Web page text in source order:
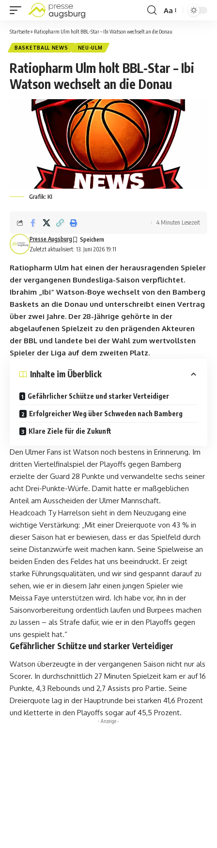
Aa
Startseite» Ratiopharm Ulm holt BBL-Star – Ibi Watson wechselt an die Donau
BASKETBALL NEWS NEU-ULM
Ratiopharm Ulm holt BBL-Star – Ibi
Watson wechselt an die Donau
Grafik: KI
Zuletzt aktualisiert: 13. Juni 2026 19:11
Presse Augsburg
4 Minuten Lesezeit
Ratiopharm Ulm hat einen der herausragenden Spieler
der vergangenen Bundesliga-Saison verpflichtet.
Ibrahim „Ibi“ Watson-Boye wechselt von den Bamberg
Baskets an die Donau und unterschreibt einen Vertrag
über zwei Jahre. Der 28-Jährige gehörte in der
abgelaufenen Spielzeit zu den prägenden Akteuren
der BBL und landete bei der Wahl zum wertvollsten
Spieler der Liga auf dem zweiten Platz.
Inhalte im Überblick
Gefährlicher Schütze und starker Verteidiger
Erfolgreicher Weg über Schweden nach Bamberg
Klare Ziele für die Zukunft
Den Ulmer Fans ist Watson noch bestens in Erinnerung. Im
dritten Viertelfinalspiel der Playoffs gegen Bamberg
erzielte der Guard 28 Punkte und verwandelte sechs seiner
acht Drei-Punkte-Würfe. Damit hatte er maßgeblichen
Anteil am Ausscheiden der Ulmer Mannschaft.
Headcoach Ty Harrelson sieht in dem Neuzugang eine
wichtige Verstärkung: „Mit einer Dreierquote von 43 % in
dieser Saison hat er bewiesen, dass er das Spielfeld durch
seine Distanzwürfe weit machen kann. Seine Spielweise an
beiden Enden des Feldes hat uns beeindruckt. Er zeigt
starke Führungsqualitäten, und wir sind gespannt darauf zu
sehen, wie er in diesem Jahr einen jungen Spieler wie
Meissa Faye unterstützen wird. Ich habe vor, ihn in der
Saisonvorbereitung ordentlich laufen und Burpees machen
zu lassen – als Strafe dafür, wie er in den Playoffs gegen
uns gespielt hat.“
Gefährlicher Schütze und starker Verteidiger
Watson überzeugte in der vergangenen Saison nicht nur als
Scorer. In durchschnittlich 27 Minuten Spielzeit kam er auf 16
Punkte, 4,3 Rebounds und 2,7 Assists pro Partie. Seine
Dreierquote lag in der Hauptrunde bei starken 41,6 Prozent
und kletterte in den Playoffs sogar auf 45,5 Prozent.
- Anzeige -